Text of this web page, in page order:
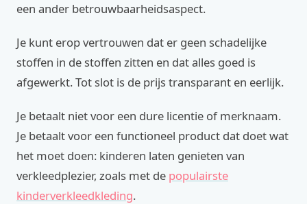
een ander betrouwbaarheidsaspect.
Je kunt erop vertrouwen dat er geen schadelijke
stoffen in de stoffen zitten en dat alles goed is
afgewerkt. Tot slot is de prijs transparant en eerlijk.
Je betaalt niet voor een dure licentie of merknaam.
Je betaalt voor een functioneel product dat doet wat
het moet doen: kinderen laten genieten van
verkleedplezier, zoals met de populairste
kinderverkleedkleding.